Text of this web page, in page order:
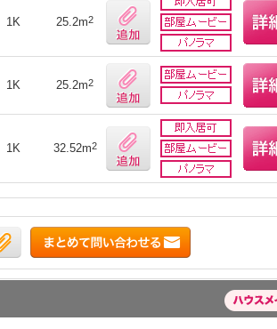
1K 25.2m2
1K 25.2m2
1K 32.52m2